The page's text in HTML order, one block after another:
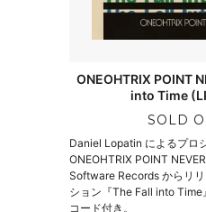
ONEOHTRIX POINT
into Time
SOLD
Daniel Lopatin によるプロ
ONEOHTRIX POINT
Software Records からリ
ション『The Fall into Time
コード付き。